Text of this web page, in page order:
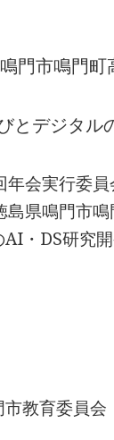
門市鳴門町
とデジタル
年会実行委員
鳴門市鳴
DS研究
教育委員会